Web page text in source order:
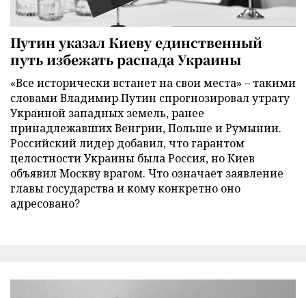
Путин указал Киеву единственный
путь избежать распада Украины
«Все исторически встанет на свои места» – такими
словами Владимир Путин спрогнозировал утрату
Украиной западных земель, ранее
принадлежавших Венгрии, Польше и Румынии.
Российский лидер добавил, что гарантом
целостности Украины была Россия, но Киев
объявил Москву врагом. Что означает заявление
главы государства и кому конкретно оно
адресовано?